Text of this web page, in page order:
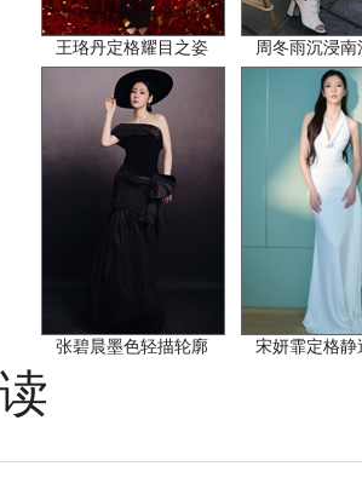
王珞丹定格耀目之姿 周冬雨沉浸南
张碧晨墨色轻描轮廓 宋妍霏定格静